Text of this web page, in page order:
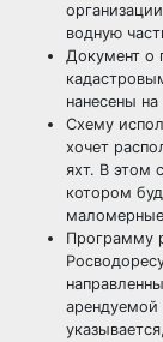
водную
Документ о
нанесены на
Схему
хочет
яхт. В этом
котором
Программу
арендуемой